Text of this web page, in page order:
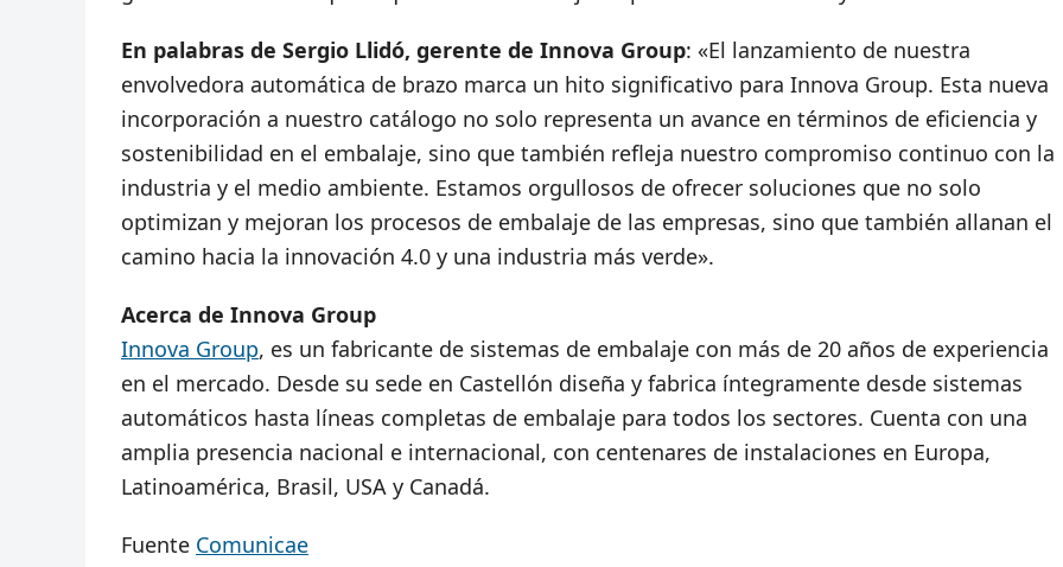
En palabras de Sergio Llidó, gerente de Innova Group: «El lanzamiento de nuestra
envolvedora automática de brazo marca un hito significativo para Innova Group. Esta nueva
incorporación a nuestro catálogo no solo representa un avance en términos de eficiencia y
sostenibilidad en el embalaje, sino que también refleja nuestro compromiso continuo con la
industria y el medio ambiente. Estamos orgullosos de ofrecer soluciones que no solo
optimizan y mejoran los procesos de embalaje de las empresas, sino que también allanan el
camino hacia la innovación 4.0 y una industria más verde».
Acerca de Innova Group
Innova Group, es un fabricante de sistemas de embalaje con más de 20 años de experiencia
en el mercado. Desde su sede en Castellón diseña y fabrica íntegramente desde sistemas
automáticos hasta líneas completas de embalaje para todos los sectores. Cuenta con una
amplia presencia nacional e internacional, con centenares de instalaciones en Europa,
Latinoamérica, Brasil, USA y Canadá.
Fuente Comunicae